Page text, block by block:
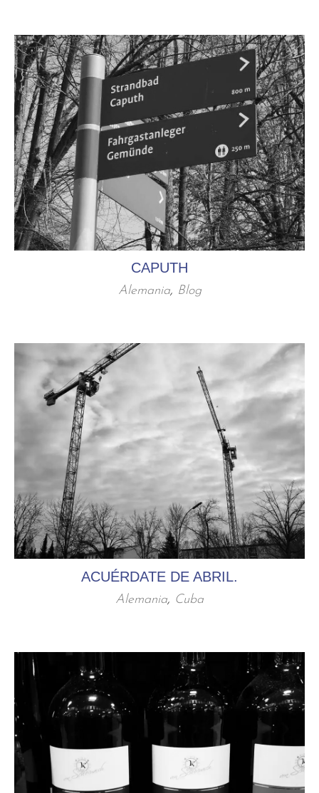
CAPUTH
Alemania, Blog
ACUÉRDATE DE ABRIL.
Alemania, Cuba